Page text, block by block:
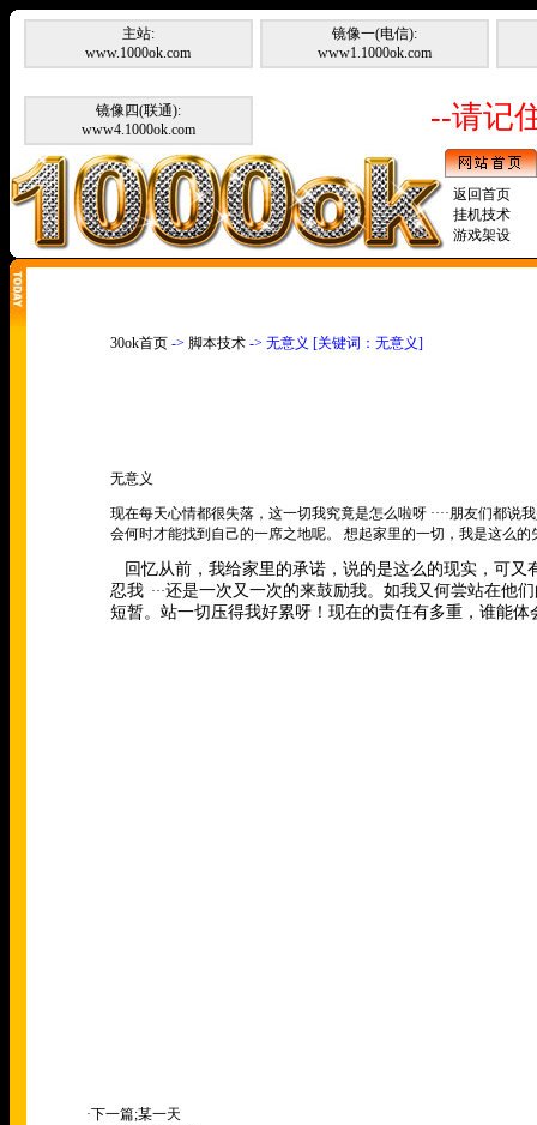
主站:
www.1000ok.com
镜像一(电信):
www1.1000ok.com
镜像四(联通):
www4.1000ok.com
--请记
返回首页
挂机技术
游戏架设
30ok首页 -> 脚本技术 -> 无意义 [关键词：无意义]
无意义
现在每天心情都很失落，这一切我究竟是怎么啦呀 ····朋友们都说
会何时才能找到自己的一席之地呢。 想起家里的一切，我是这么
回忆从前，我给家里的承诺，说的是这么的现实，可
忍我 ···还是一次又一次的来鼓励我。如我又何尝站在他
短暂。站一切压得我好累呀！现在的责任有多重，谁能
·下一篇;某一天